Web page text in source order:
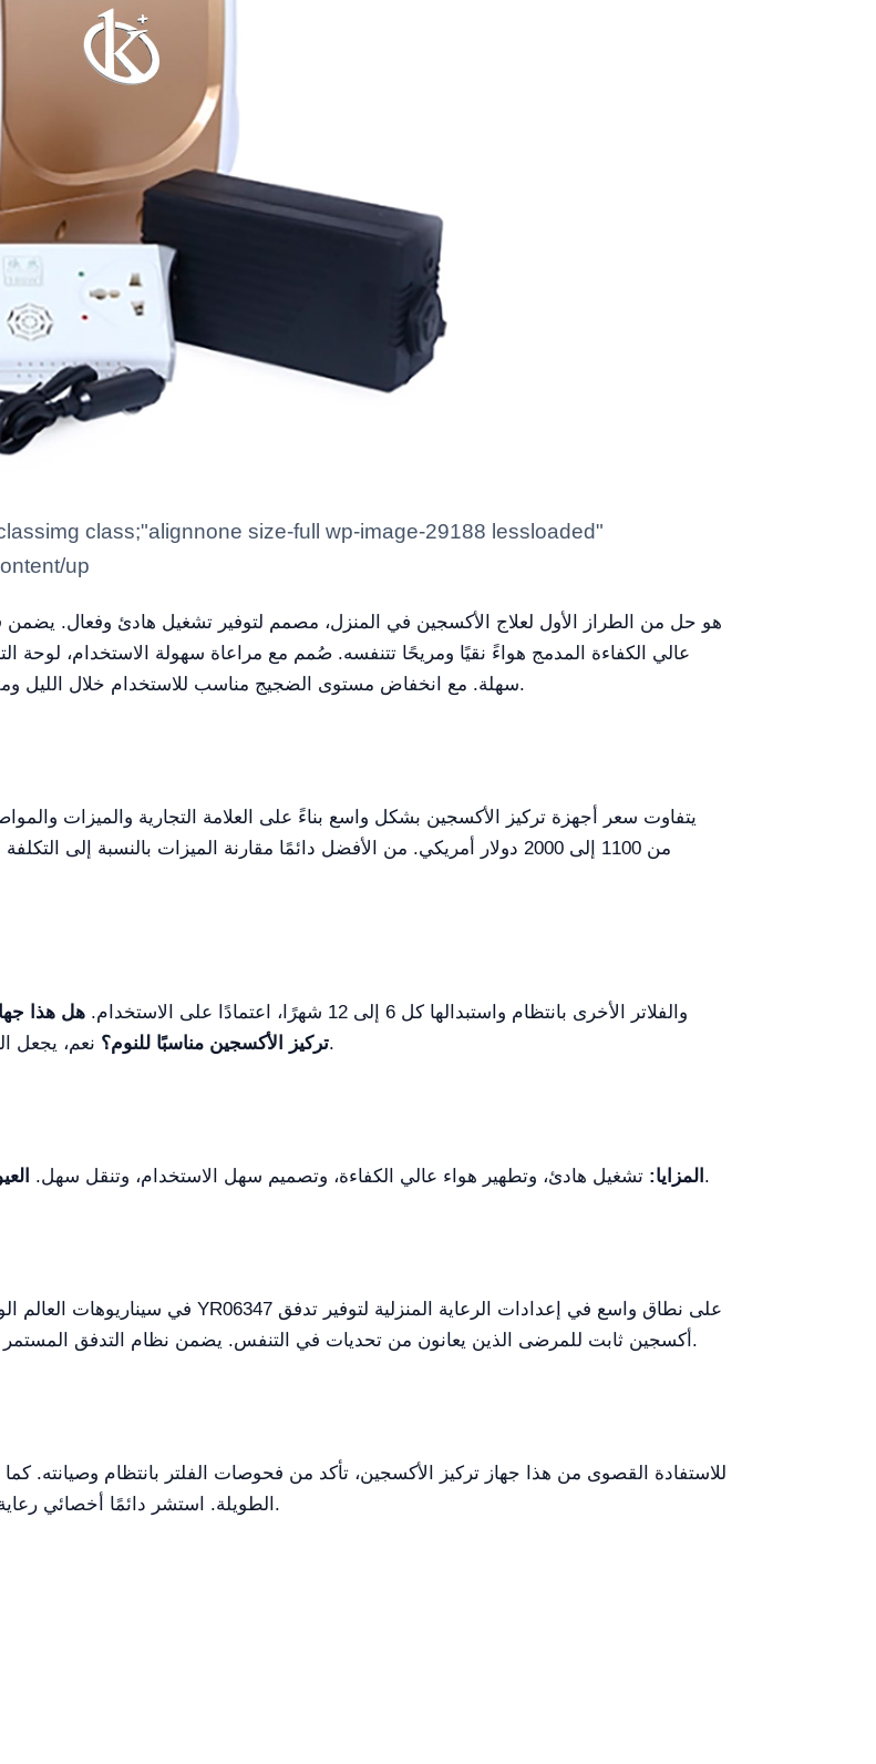
up
سهلة. مع انخفاض مستوى الضجيج مناسب للاستخدام خلال الليل ومقبض مريح للنقل، فإن هذا المولّد عملي ومريح في الاستخدام.
يتفاوت سعر أجهزة تركيز الأكسجين بشكل واسع بناءً على العلامة التجارية والميزات
يجب فحص فلاتر HEPA والفلاتر الأخرى بانتظام واستبدالها كل 6 إلى 12 شهرًا، اعتمادًا على الاستخدام.
هل هذا
تركيز الأكسجين مناسبًا للنوم؟نعم، يجعل التشغيل منخفض الضجيج من الملائم استخدامه حتى أثناء النوم.
المزايا: تشغيل هادئ، وتطهير هواء عالي الكفاءة، وتصميم سهل الاستخدام، وتنقل سهل. يتطلب الكهرباء للتشغيل المستمر وصيانة منتظمة للفلاتر.
أكسجين ثابت للمرضى الذين يعانون من تحديات في التنفس. يضمن نظام التدفق المستمر حصول المرضى على الدعم الأكسجيني اللازم على مدار 24/7.
للاستفادة القصوى من هذا جهاز تركيز الأكسجين، تأكد من فحوصات الفلتر بانتظام وصيانته.
الطويلة. استشر دائمًا أخصائي رعاية صحية للحصول على توصيات شخصية حول العلاج بالأكسجين.